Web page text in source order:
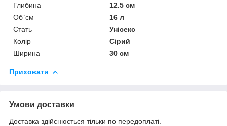
Глибина
12.5 см
Об`єм
16 л
Стать
Унісекс
Колір
Сірий
Ширина
30 см
Приховати
Умови доставки
Доставка здійснюється тільки по передоплаті.